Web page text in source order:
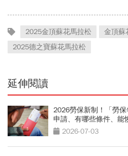
2025金頂蘇花馬拉松 金頂蘇
2025德之寶蘇花馬拉松
延伸閱讀
2026勞保新制！「勞
申請、有哪些條件、能
包 2026-07-03